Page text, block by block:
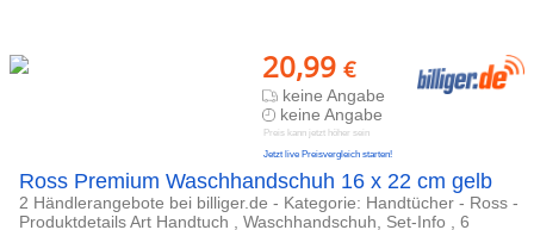
20,99 €
keine Angabe
keine Angabe
Preis kann jetzt höher sein
Jetzt live Preisvergleich starten!
Ross Premium Waschhandschuh 16 x 22 cm gelb
2 Händlerangebote bei billiger.de - Kategorie: Handtücher - Ross -
Produktdetails Art Handtuch , Waschhandschuh, Set-Info , 6